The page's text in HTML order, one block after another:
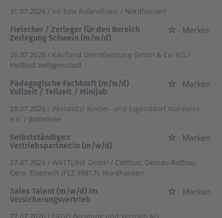
31.07.2026 / int-bsw Rolandhaus / Nordhausen
Fleischer / Zerleger für den Bereich
Zerlegung Schwein (m/w/d)
Merken
26.07.2026 / Kaufland Dienstleistung GmbH & Co. KG /
Heilbad Heiligenstadt
Pädagogische Fachkraft (m/w/d)
Vollzeit / Teilzeit / Minijob
Merken
28.07.2026 / Pestalozzi Kinder- und Jugenddorf Wahlwies
e.V. / Bodensee
Selbstständige:r
Vertriebspartner:in (m/w/d)
Merken
27.07.2026 / WATTLINE GmbH / Cottbus, Dessau-Roßlau,
Gera, Eisenach (PLZ 99817), Nordhausen
Sales Talent (m/w/d) im
Versicherungsvertrieb
Merken